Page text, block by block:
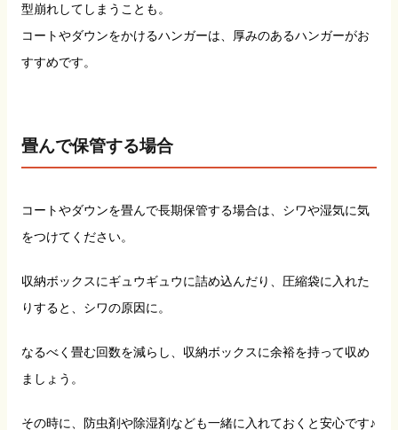
型崩れしてしまうことも。
コートやダウンをかけるハンガーは、厚みのあるハンガーがお
すすめです。
畳んで保管する場合
コートやダウンを畳んで長期保管する場合は、シワや湿気に気
をつけてください。
収納ボックスにギュウギュウに詰め込んだり、圧縮袋に入れた
りすると、シワの原因に。
なるべく畳む回数を減らし、収納ボックスに余裕を持って収め
ましょう。
その時に、防虫剤や除湿剤なども一緒に入れておくと安心です♪